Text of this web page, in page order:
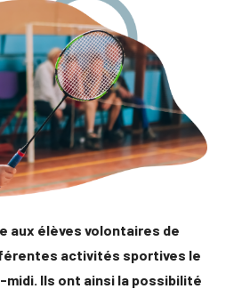
aux élèves volontaires de
activités sportives le
Ils ont ainsi la possibilité